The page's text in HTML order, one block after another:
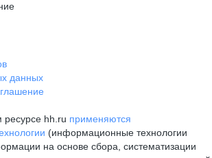
данных
hh.ru применяются
(информационные технологии
на основе сбора, систематизации